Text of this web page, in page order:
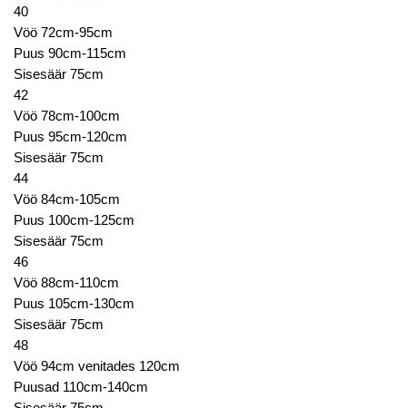
40
Vöö 72cm-95cm
Puus 90cm-115cm
Sisesäär 75cm
42
Vöö 78cm-100cm
Puus 95cm-120cm
Sisesäär 75cm
44
Vöö 84cm-105cm
Puus 100cm-125cm
Sisesäär 75cm
46
Vöö 88cm-110cm
Puus 105cm-130cm
Sisesäär 75cm
48
Vöö 94cm venitades 120cm
Puusad 110cm-140cm